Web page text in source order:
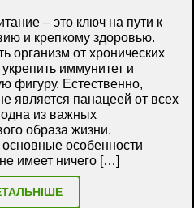
– это ключ на пути к
и крепкому здоровью.
организм от хронических
иммунитет и
фигуру. Естественно,
является панацеей от всех
одна из важных
образа жизни.
особенности
имеет ничего […]